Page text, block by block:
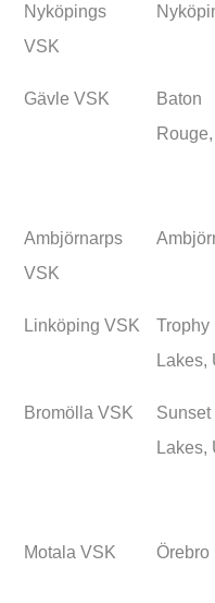
Nyköpings
VSK
Gävle VSK
Baton
Ambjörnarps
VSK
Linköping VSK
Trophy
Lakes,
Bromölla VSK
Sunset
Lakes,
Motala VSK Örebro